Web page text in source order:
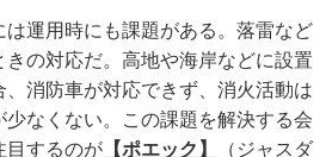
運用時にも課題がある。落雷など
の対応だ。高地や海岸などに設置
、消防車が対応できず、消火活動は
少なくない。この課題を解決する会
目するのが 【ポエック】
（ジャスダ